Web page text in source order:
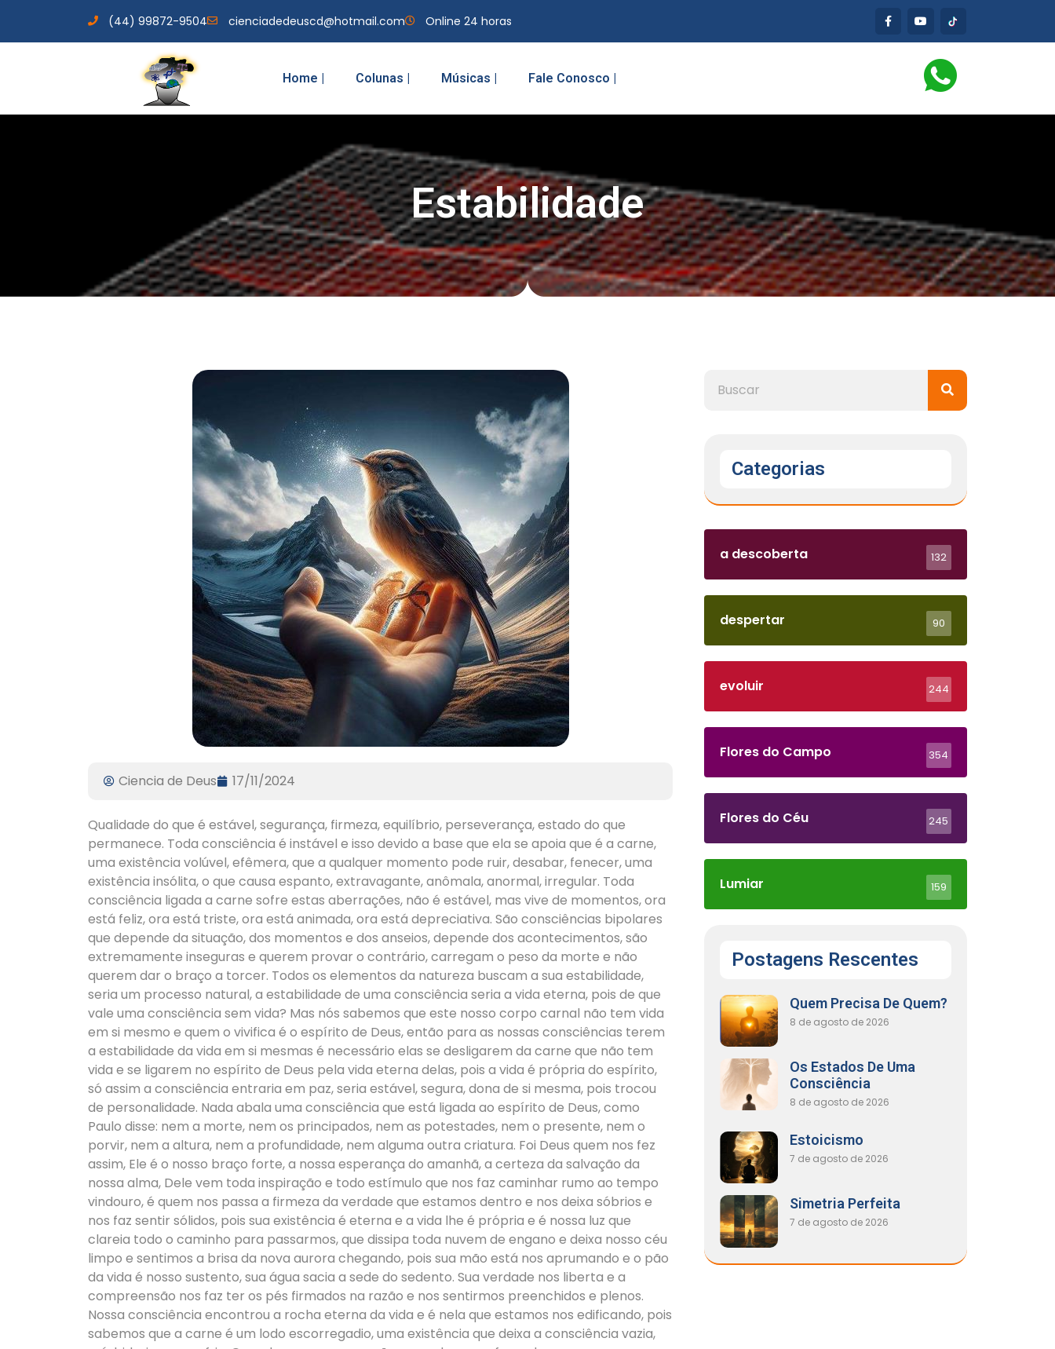
(44) 99872-9504 cienciadedeuscd@hotmail.com Online 24 horas
Home | Colunas | Músicas | Fale Conosco |
Estabilidade
Ciencia de Deus 17/11/2024
Qualidade do que é estável, segurança, firmeza, equilíbrio, perseverança, estado do que
permanece. Toda consciência é instável e isso devido a base que ela se apoia que é a carne,
uma existência volúvel, efêmera, que a qualquer momento pode ruir, desabar, fenecer, uma
existência insólita, o que causa espanto, extravagante, anômala, anormal, irregular. Toda
consciência ligada a carne sofre estas aberrações, não é estável, mas vive de momentos, ora
está feliz, ora está triste, ora está animada, ora está depreciativa. São consciências bipolares
que depende da situação, dos momentos e dos anseios, depende dos acontecimentos, são
extremamente inseguras e querem provar o contrário, carregam o peso da morte e não
querem dar o braço a torcer. Todos os elementos da natureza buscam a sua estabilidade,
seria um processo natural, a estabilidade de uma consciência seria a vida eterna, pois de que
vale uma consciência sem vida? Mas nós sabemos que este nosso corpo carnal não tem vida
em si mesmo e quem o vivifica é o espírito de Deus, então para as nossas consciências terem
a estabilidade da vida em si mesmas é necessário elas se desligarem da carne que não tem
vida e se ligarem no espírito de Deus pela vida eterna delas, pois a vida é própria do espírito,
só assim a consciência entraria em paz, seria estável, segura, dona de si mesma, pois trocou
de personalidade. Nada abala uma consciência que está ligada ao espírito de Deus, como
Paulo disse: nem a morte, nem os principados, nem as potestades, nem o presente, nem o
porvir, nem a altura, nem a profundidade, nem alguma outra criatura. Foi Deus quem nos fez
assim, Ele é o nosso braço forte, a nossa esperança do amanhã, a certeza da salvação da
nossa alma, Dele vem toda inspiração e todo estímulo que nos faz caminhar rumo ao tempo
vindouro, é quem nos passa a firmeza da verdade que estamos dentro e nos deixa sóbrios e
nos faz sentir sólidos, pois sua existência é eterna e a vida lhe é própria e é nossa luz que
clareia todo o caminho para passarmos, que dissipa toda nuvem de engano e deixa nosso céu
limpo e sentimos a brisa da nova aurora chegando, pois sua mão está nos aprumando e o pão
da vida é nosso sustento, sua água sacia a sede do sedento. Sua verdade nos liberta e a
compreensão nos faz ter os pés firmados na razão e nos sentirmos preenchidos e plenos.
Nossa consciência encontrou a rocha eterna da vida e é nela que estamos nos edificando, pois
sabemos que a carne é um lodo escorregadio, uma existência que deixa a consciência vazia,
Categorias
a descoberta 132
despertar 90
evoluir 244
Flores do Campo 354
Flores do Céu 245
Lumiar 159
Postagens Rescentes
Quem Precisa De Quem?
8 de agosto de 2026
Os Estados De Uma
Consciência
8 de agosto de 2026
Estoicismo
7 de agosto de 2026
Simetria Perfeita
7 de agosto de 2026